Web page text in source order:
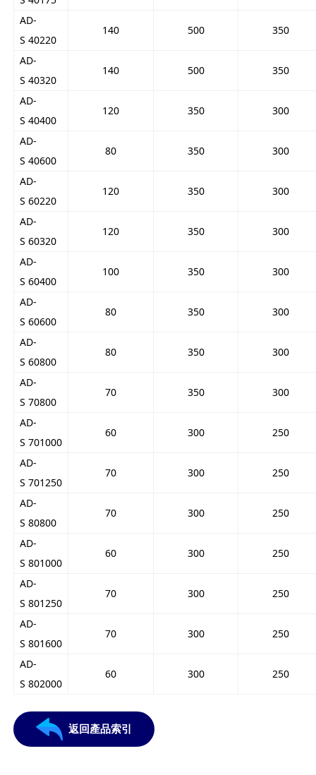
AD-
S 40220
140 500 350
AD-
S 40320
140 500 350
AD-
S 40400
120 350 300
AD-
S 40600
80 350 300
AD-
S 60220
120 350 300
AD-
S 60320
120 350 300
AD-
S 60400
100 350 300
AD-
S 60600
80 350 300
AD-
S 60800
80 350 300
AD-
S 70800
70 350 300
AD-
S 701000
60 300 250
AD-
S 701250
70 300 250
AD-
S 80800
70 300 250
AD-
S 801000
60 300 250
AD-
S 801250
70 300 250
AD-
S 801600
70 300 250
AD-
S 802000
60 300 250
返回產品索引